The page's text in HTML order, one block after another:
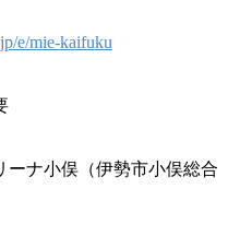
e/mie-kaifuku
ーナ小俣（伊勢市小俣総合